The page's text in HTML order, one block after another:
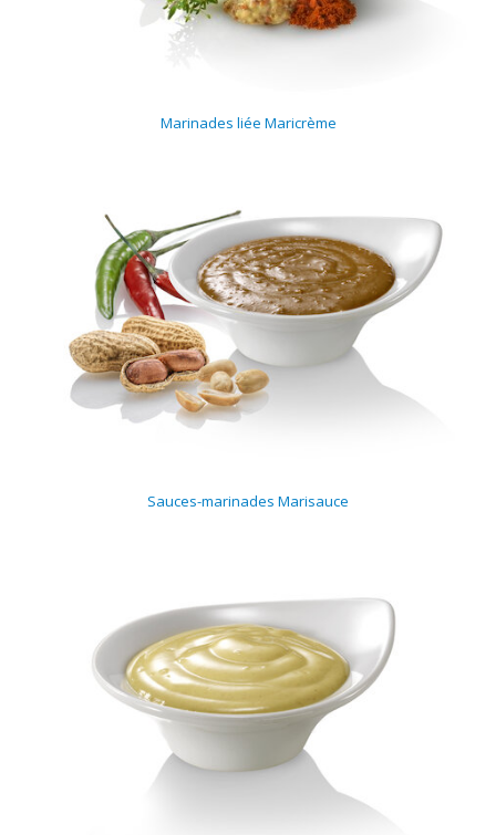
Marinades liée Maricrème
Sauces-marinades Marisauce